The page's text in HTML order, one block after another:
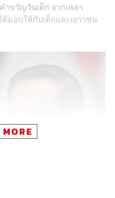
ำขวัญวันเด็ก จากเหล่า
มอบให้กับเด็กและเยาวชน